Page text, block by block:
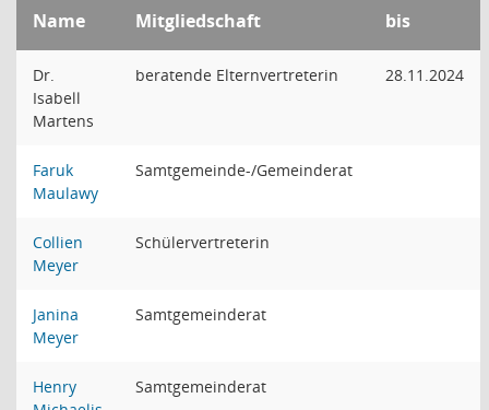
Name Mitgliedschaft bis
Dr.
Isabell
Martens
beratende Elternvertreterin 28.11.2024
Faruk
Maulawy
Samtgemeinde-/Gemeinderat
Collien
Meyer
Schülervertreterin
Janina
Meyer
Samtgemeinderat
Henry
Samtgemeinderat